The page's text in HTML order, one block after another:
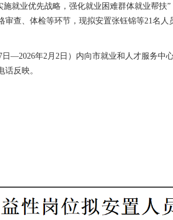
施就业优先战略 ，强化就业困难群体就业帮扶”
审查、体检等环节，现拟安置张钰锦等21 名人
日 —2026年2 月 2 日）内向市就业和人才服务中
反映。